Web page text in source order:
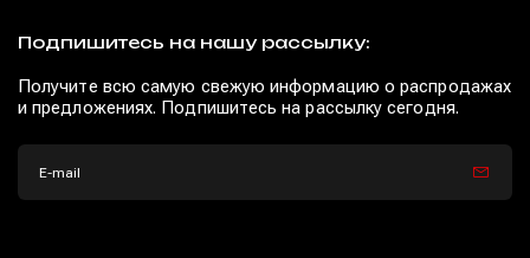
Подпишитесь на нашу рассылку:
Получите всю самую свежую информацию о распродажах
и предложениях. Подпишитесь на рассылку сегодня.